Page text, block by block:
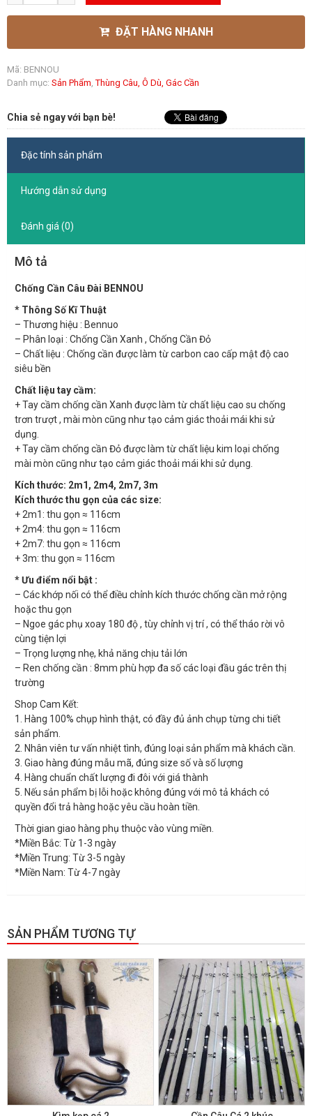
ĐẶT HÀNG NHANH
Mã: BENNOU
Danh mục: Sản Phẩm,Thùng Câu, Ô Dù, Gác Cần
Chia sẻ ngay với bạn bè!
Đặc tính sản phẩm
Hướng dẫn sử dụng
Đánh giá (0)
Mô tả
Chống Cần Câu Đài BENNOU
* Thông Số Kĩ Thuật
– Thương hiệu : Bennuo
– Phân loại : Chống Cần Xanh , Chống Cần Đỏ
– Chất liệu : Chống cần được làm từ carbon cao cấp mật độ cao
siêu bền
Chất liệu tay cầm:
+ Tay cầm chống cần Xanh được làm từ chất liệu cao su chống
trơn trượt , mài mòn cũng như tạo cảm giác thoải mái khi sử
dụng.
+ Tay cầm chống cần Đỏ được làm từ chất liệu kim loại chống
mài mòn cũng như tạo cảm giác thoải mái khi sử dụng.
Kích thước: 2m1, 2m4, 2m7, 3m
Kích thước thu gọn của các size:
+ 2m1: thu gọn ≈ 116cm
+ 2m4: thu gọn ≈ 116cm
+ 2m7: thu gọn ≈ 116cm
+ 3m: thu gọn ≈ 116cm
* Ưu điểm nổi bật :
– Các khớp nối có thể điều chỉnh kích thước chống cần mở rộng
hoặc thu gọn
– Ngoe gác phụ xoay 180 độ , tùy chỉnh vị trí , có thể tháo rời vô
cùng tiện lợi
– Trọng lượng nhẹ, khả năng chịu tải lớn
– Ren chống cần : 8mm phù hợp đa số các loại đầu gác trên thị
trường
Shop Cam Kết:
1. Hàng 100% chụp hình thật, có đầy đủ ảnh chụp từng chi tiết
sản phẩm.
2. Nhân viên tư vấn nhiệt tình, đúng loại sản phẩm mà khách cần.
3. Giao hàng đúng mẫu mã, đúng size số và số lượng
4. Hàng chuẩn chất lượng đi đôi với giá thành
5. Nếu sản phẩm bị lỗi hoặc không đúng với mô tả khách có
quyền đổi trả hàng hoặc yêu cầu hoàn tiền.
Thời gian giao hàng phụ thuộc vào vùng miền.
*Miền Bắc: Từ 1-3 ngày
*Miền Trung: Từ 3-5 ngày
*Miền Nam: Từ 4-7 ngày
SẢN PHẨM TƯƠNG TỰ